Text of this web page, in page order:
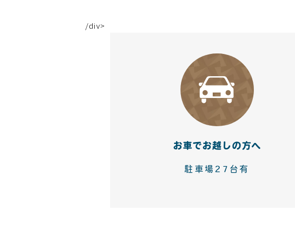
/div>
お車でお越しの方へ
駐車場27台有